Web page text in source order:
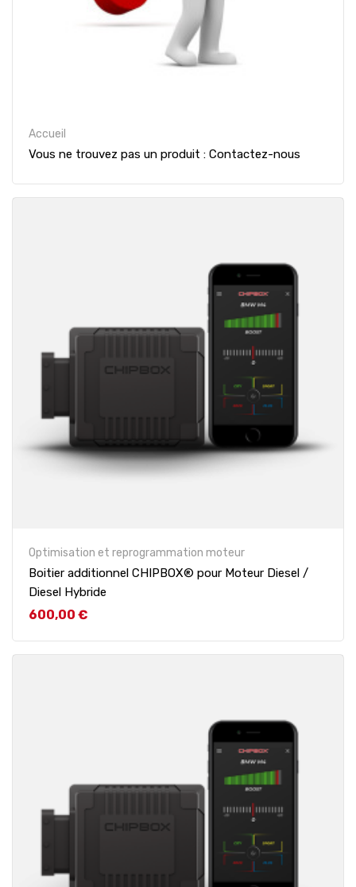
Accueil
Vous ne trouvez pas un produit : Contactez-nous
Optimisation et reprogrammation moteur
Boitier additionnel CHIPBOX® pour Moteur Diesel /
Diesel Hybride
Prix
600,00 €